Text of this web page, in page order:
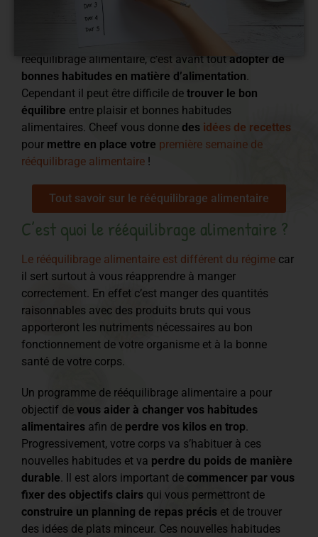
rééquilibrage alimentaire, c’est avant tout adopter de
bonnes habitudes en matière d’alimentation.
Cependant il peut être difficile de trouver le bon
équilibre entre plaisir et bonnes habitudes
alimentaires. Cheef vous donne des idées de recettes
pour mettre en place votre première semaine de
rééquilibrage alimentaire !
Tout savoir sur le rééquilibrage alimentaire
C’est quoi le rééquilibrage alimentaire ?
Le rééquilibrage alimentaire est différent du régime car
il sert surtout à vous réapprendre à manger
correctement. En effet c’est manger des quantités
raisonnables avec des produits bruts qui vous
apporteront les nutriments nécessaires au bon
fonctionnement de votre organisme et à la bonne
santé de votre corps.
Un programme de rééquilibrage alimentaire a pour
objectif de vous aider à changer vos habitudes
alimentaires afin de perdre vos kilos en trop.
Progressivement, votre corps va s’habituer à ces
nouvelles habitudes et va perdre du poids de manière
durable. Il est alors important de commencer par vous
fixer des objectifs clairs qui vous permettront de
construire un planning de repas précis et de trouver
des idées de plats minceur. Ces nouvelles habitudes